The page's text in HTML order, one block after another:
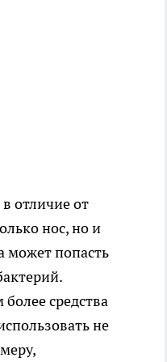
отличие от
нос, но и
может попасть
средства
не